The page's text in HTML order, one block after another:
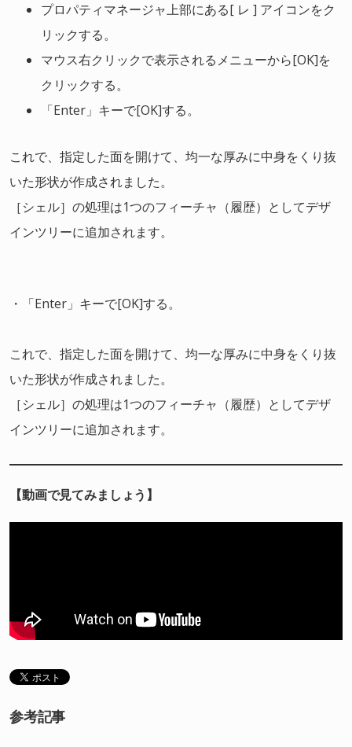
プロパティマネージャ上部にある[ レ ] アイコンをク
リックする。
マウス右クリックで表示されるメニューから[OK]を
クリックする。
「Enter」キーで[OK]する。
これで、指定した面を開けて、均一な厚みに中身をくり抜
いた形状が作成されました。
［シェル］の処理は1つのフィーチャ（履歴）としてデザ
インツリーに追加されます。
・「Enter」キーで[OK]する。
これで、指定した面を開けて、均一な厚みに中身をくり抜
いた形状が作成されました。
［シェル］の処理は1つのフィーチャ（履歴）としてデザ
インツリーに追加されます。
【動画で見てみましょう】
参考記事